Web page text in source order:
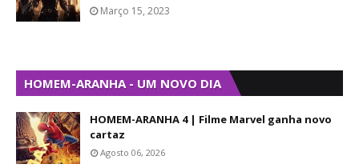
Março 15, 2023
HOMEM-ARANHA - UM NOVO DIA
HOMEM-ARANHA 4 | Filme Marvel ganha novo
cartaz
Agosto 06, 2026